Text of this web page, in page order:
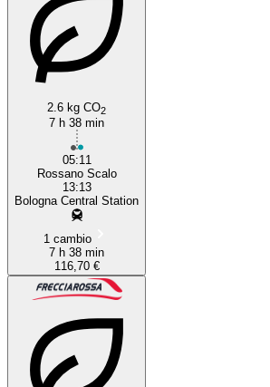
2.6 kg CO2
7 h 38 min
05:11
Rossano Scalo
13:13
Bologna Central Station
1 cambio
7 h 38 min
116,70 €